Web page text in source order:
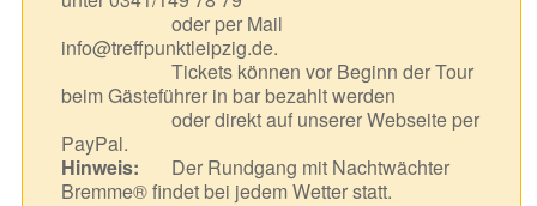
oder per Mail
info@treffpunktleipzig.de.
Tickets können vor Beginn der Tour
beim Gästeführer in bar bezahlt werden
oder direkt auf unserer Webseite per
PayPal.
Hinweis:
Der Rundgang mit Nachtwächter
Bremme® findet bei jedem Wetter statt.